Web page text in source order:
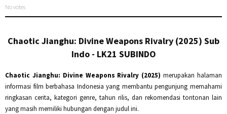
No votes
Chaotic Jianghu: Divine Weapons Rivalry (2025) Sub
Indo - LK21 SUBINDO
Chaotic Jianghu: Divine Weapons Rivalry (2025) merupakan halaman
informasi film berbahasa Indonesia yang membantu pengunjung memahami
ringkasan cerita, kategori genre, tahun rilis, dan rekomendasi tontonan lain
yang masih memiliki hubungan dengan judul ini.